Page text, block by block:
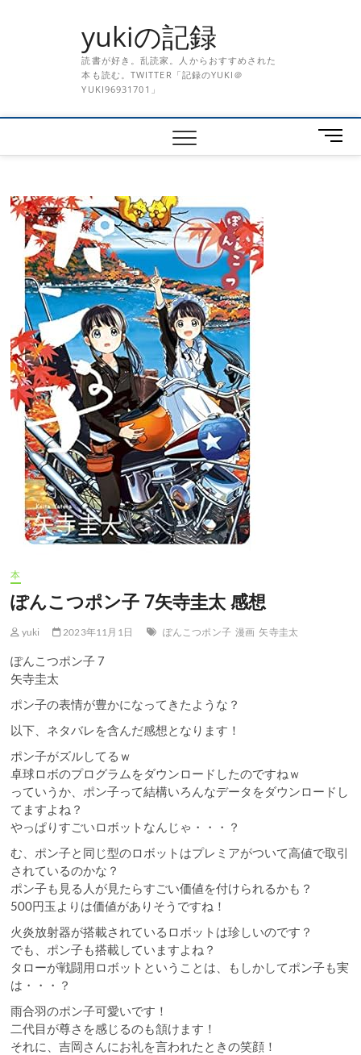
yukiの記録
読書が好き。乱読家。人からおすすめされた
本も読む。TWITTER「記録のYUKI＠
YUKI96931701」
メ
ニ
本
ぽんこつポン子 7矢寺圭太 感想
yuki 2023年11月1日 ぽんこつポン子 漫画 矢寺圭太
ぽんこつポン子 7
矢寺圭太
ポン子の表情が豊かになってきたような？
以下、ネタバレを含んだ感想となります！
ポン子がズルしてるｗ
卓球ロボのプログラムをダウンロードしたのですねｗ
っていうか、ポン子って結構いろんなデータをダウンロードし
てますよね？
やっぱりすごいロボットなんじゃ・・・？
む、ポン子と同じ型のロボットはプレミアがついて高値で取引
されているのかな？
ポン子も見る人が見たらすごい価値を付けられるかも？
500円玉よりは価値がありそうですね！
火炎放射器が搭載されているロボットは珍しいのです？
でも、ポン子も搭載していますよね？
タローが戦闘用ロボットということは、もしかしてポン子も実
は・・・？
雨合羽のポン子可愛いです！
二代目が尊さを感じるのも頷けます！
それに、吉岡さんにお礼を言われたときの笑顔！